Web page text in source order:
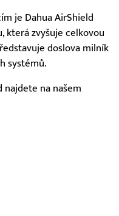
je Dahua AirShield
která zvyšuje celkovou
doslova milník
systémů.
najdete na našem